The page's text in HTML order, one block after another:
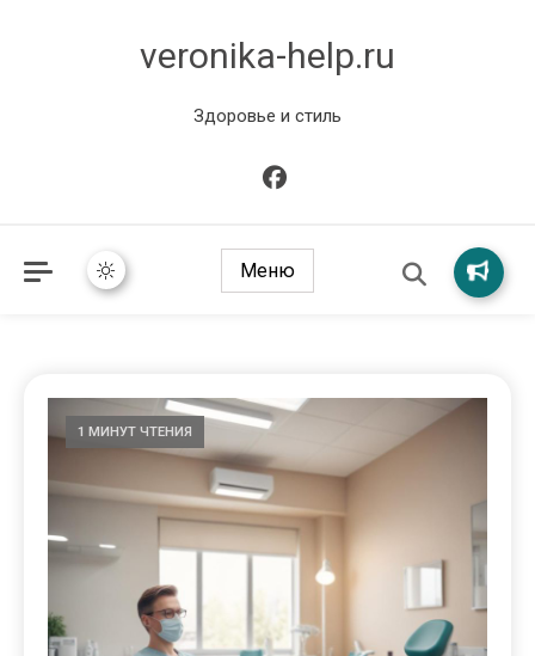
veronika-help.ru
Здоровье и стиль
Меню
1 МИНУТ ЧТЕНИЯ